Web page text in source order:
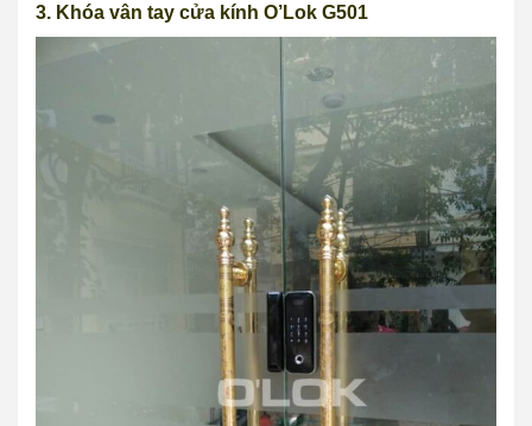
3. Khóa vân tay cửa kính O’Lok G501